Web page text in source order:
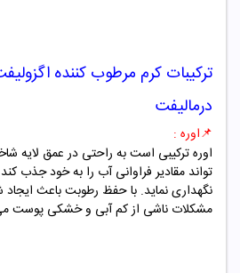
ترکیبات
درمالیفت
📌اوره :
اوره ترکیبی است به راحتی در عمق لایه
تواند مقادیر فراوانی آب را به خود جذب
نگهداری نماید. با حفظ رطوبت باعث
مشکلات ناشی از کم آبی و خشکی پوست